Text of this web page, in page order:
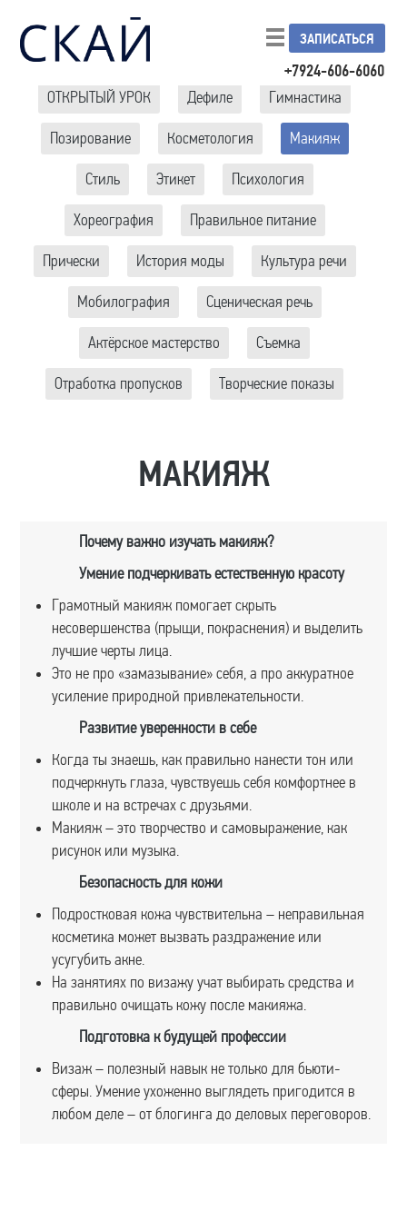
+7924-606-6060
ЗАПИСАТЬСЯ
ОТКРЫТЫЙ УРОК Дефиле Гимнастика
Позирование Косметология Макияж
Стиль Этикет Психология
Хореография Правильное питание
Прически История моды Культура речи
Мобилография Сценическая речь
Актёрское мастерство Съемка
Отработка пропусков Творческие показы
МАКИЯЖ
Почему важно изучать макияж?
Умение подчеркивать естественную красоту
Грамотный макияж помогает скрыть
несовершенства (прыщи, покраснения) и выделить
лучшие черты лица.
Это не про «замазывание» себя, а про аккуратное
усиление природной привлекательности.
Развитие уверенности в себе
Когда ты знаешь, как правильно нанести тон или
подчеркнуть глаза, чувствуешь себя комфортнее в
школе и на встречах с друзьями.
Макияж – это творчество и самовыражение, как
рисунок или музыка.
Безопасность для кожи
Подростковая кожа чувствительна – неправильная
косметика может вызвать раздражение или
усугубить акне.
На занятиях по визажу учат выбирать средства и
правильно очищать кожу после макияжа.
Подготовка к будущей профессии
Визаж – полезный навык не только для бьюти-
сферы. Умение ухоженно выглядеть пригодится в
любом деле – от блогинга до деловых переговоров.